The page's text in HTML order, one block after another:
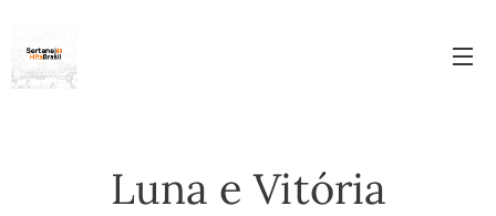
Luna e Vitória